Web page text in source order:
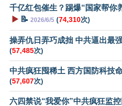
千亿红包催生？踢爆“国家帮你
▶️ 📝 2026/6/5 (74,310次)
操弄仇日弄巧成拙 中共逼出最
(57,485次)
中共疯狂囤稀土 西方国防科技
(57,607次)
六四禁说“我爱你”中共疯狂监